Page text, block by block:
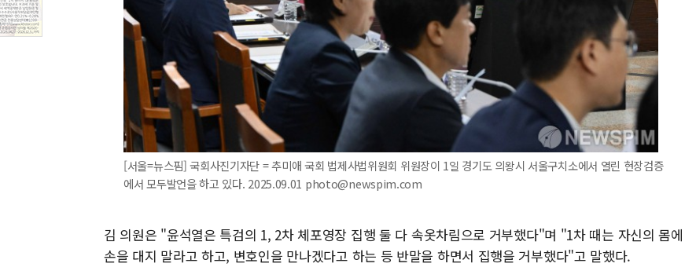
[서울=뉴스핌] 국회사진기자단 = 추미애 국회 법제사법위원회 위원장이 1일 경기도 의왕시 서울구치소에서 열린 현장검증
에서 모두발언을 하고 있다. 2025.09.01 photo@newspim.com
김 의원은 "윤석열은 특검의 1, 2차 체포영장 집행 둘 다 속옷차림으로 거부했다"며 "1차 때는 자신의 몸에
손을 대지 말라고 하고, 변호인을 만나겠다고 하는 등 반말을 하면서 집행을 거부했다"고 말했다.